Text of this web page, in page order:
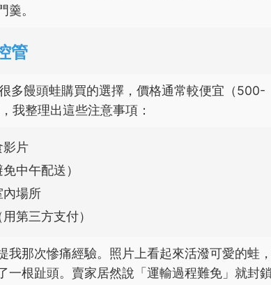
羹。
管
多饅頭蛙購買的選擇，價格通常較便宜（500-
我整理出這些注意事項：
影片
中午配送）
內場所
第三方支付）
我那次慘痛經驗。照片上看起來活潑可愛的蛙
一根趾頭。賣家居然說「運輸過程難免」就封鎖